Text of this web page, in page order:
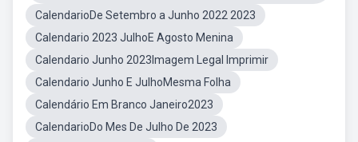
CalendarioDe Setembro a Junho 2022 2023
Calendario 2023 JulhoE Agosto Menina
Calendario Junho 2023Imagem Legal Imprimir
Calendario Junho E JulhoMesma Folha
Calendário Em Branco Janeiro2023
CalendarioDo Mes De Julho De 2023